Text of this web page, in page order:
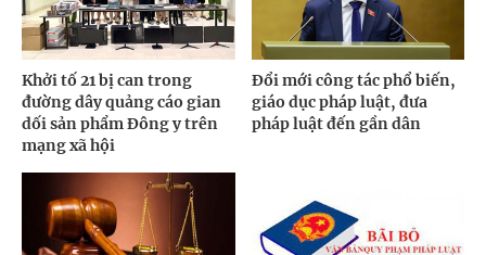
Khởi tố 21 bị can trong
đường dây quảng cáo gian
dối sản phẩm Đông y trên
mạng xã hội
Đổi mới công tác phổ biến,
giáo dục pháp luật, đưa
pháp luật đến gần dân